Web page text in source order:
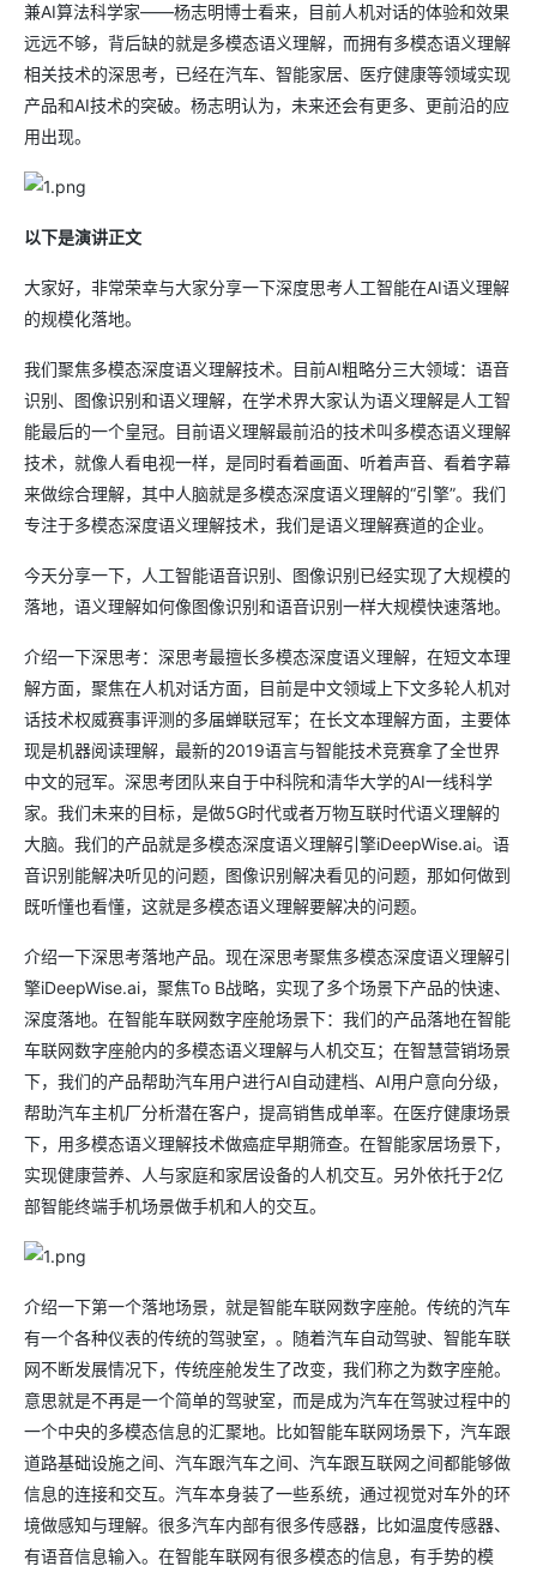
兼AI算法科学家——杨志明博士看来，目前人机对话的体验和效果
远远不够，背后缺的就是多模态语义理解，而拥有多模态语义理解
相关技术的深思考，已经在汽车、智能家居、医疗健康等领域实现
产品和AI技术的突破。杨志明认为，未来还会有更多、更前沿的应
用出现。
以下是演讲正文
大家好，非常荣幸与大家分享一下深度思考人工智能在AI语义理解
的规模化落地。
我们聚焦多模态深度语义理解技术。目前AI粗略分三大领域：语音
识别、图像识别和语义理解，在学术界大家认为语义理解是人工智
能最后的一个皇冠。目前语义理解最前沿的技术叫多模态语义理解
技术，就像人看电视一样，是同时看着画面、听着声音、看着字幕
来做综合理解，其中人脑就是多模态深度语义理解的“引擎”。我们
专注于多模态深度语义理解技术，我们是语义理解赛道的企业。
今天分享一下，人工智能语音识别、图像识别已经实现了大规模的
落地，语义理解如何像图像识别和语音识别一样大规模快速落地。
介绍一下深思考：深思考最擅长多模态深度语义理解，在短文本理
解方面，聚焦在人机对话方面，目前是中文领域上下文多轮人机对
话技术权威赛事评测的多届蝉联冠军；在长文本理解方面，主要体
现是机器阅读理解，最新的2019语言与智能技术竞赛拿了全世界
中文的冠军。深思考团队来自于中科院和清华大学的AI一线科学
家。我们未来的目标，是做5G时代或者万物互联时代语义理解的
大脑。我们的产品就是多模态深度语义理解引擎iDeepWise.ai。语
音识别能解决听见的问题，图像识别解决看见的问题，那如何做到
既听懂也看懂，这就是多模态语义理解要解决的问题。
介绍一下深思考落地产品。现在深思考聚焦多模态深度语义理解引
擎iDeepWise.ai，聚焦To B战略，实现了多个场景下产品的快速、
深度落地。在智能车联网数字座舱场景下：我们的产品落地在智能
车联网数字座舱内的多模态语义理解与人机交互；在智慧营销场景
下，我们的产品帮助汽车用户进行AI自动建档、AI用户意向分级，
帮助汽车主机厂分析潜在客户，提高销售成单率。在医疗健康场景
下，用多模态语义理解技术做癌症早期筛查。在智能家居场景下，
实现健康营养、人与家庭和家居设备的人机交互。另外依托于2亿
部智能终端手机场景做手机和人的交互。
介绍一下第一个落地场景，就是智能车联网数字座舱。传统的汽车
有一个各种仪表的传统的驾驶室，。随着汽车自动驾驶、智能车联
网不断发展情况下，传统座舱发生了改变，我们称之为数字座舱。
意思就是不再是一个简单的驾驶室，而是成为汽车在驾驶过程中的
一个中央的多模态信息的汇聚地。比如智能车联网场景下，汽车跟
道路基础设施之间、汽车跟汽车之间、汽车跟互联网之间都能够做
信息的连接和交互。汽车本身装了一些系统，通过视觉对车外的环
境做感知与理解。很多汽车内部有很多传感器，比如温度传感器、
有语音信息输入。在智能车联网有很多模态的信息，有手势的模